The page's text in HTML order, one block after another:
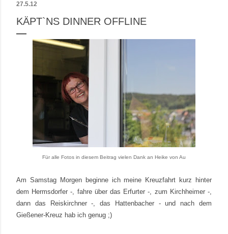
27.5.12
KÄPT`NS DINNER OFFLINE
Für alle Fotos in diesem Beitrag vielen Dank an Heike von Au
Am Samstag Morgen beginne ich meine Kreuzfahrt kurz hinter
dem Hermsdorfer -, fahre über das Erfurter -, zum Kirchheimer -,
dann das Reiskirchner -, das Hattenbacher - und nach dem
Gießener-Kreuz hab ich genug ;)